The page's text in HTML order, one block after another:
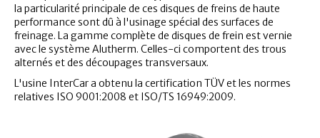
la particularité principale de ces disques de freins de haute
performance sont dû à l'usinage spécial des surfaces de
freinage. La gamme complète de disques de frein est vernie
avec le système Alutherm. Celles-ci comportent des trous
alternés et des découpages transversaux.
L'usine InterCar a obtenu la certification TÜV et les normes
relatives ISO 9001:2008 et ISO/TS 16949:2009.